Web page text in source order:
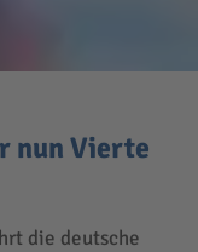
nun Vierte
die deutsche